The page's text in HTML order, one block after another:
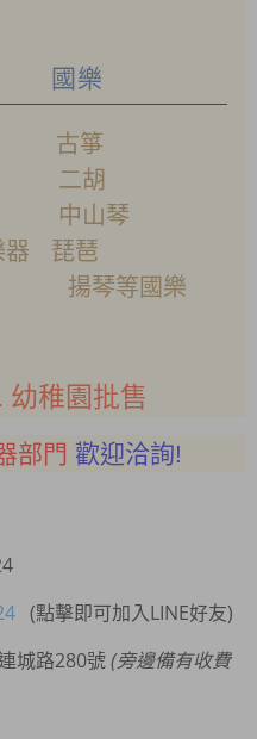
國樂
古箏
二胡
山琴
琵琶
國樂
幼稚園批售
部門 歡迎洽詢!
(點擊即可加入LINE好友)
城路280號(旁邊備有收費